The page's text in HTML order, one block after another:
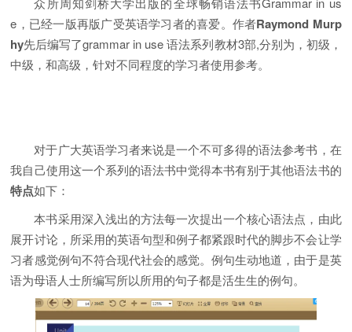
e，已经一版再版广受英语学习者的喜爱。作者Raymond Murp
hy先后编写了grammar in use 语法系列教材3部,分别为，初级，
中级，和高级，针对不同程度的学习者使用参考。
对于广大英语学习者来说是一个不可多得的语法参考书，在
我自己使用这一个系列的语法书中觉得本书有别于其他语法书的
特点如下：
本书采用深入浅出的方法每一次提出一个核心语法点，由此
展开讨论，所采用的英语句型和例子都紧跟时代的脚步不会让学
习者感觉例句不符合现代社会的感觉。例句生动地道，由于是英
语为母语人士所编写所以所用的句子都是活生生的例句。